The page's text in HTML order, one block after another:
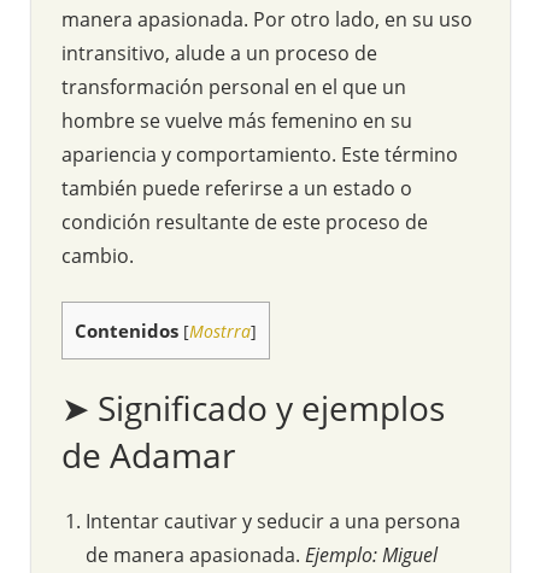
manera apasionada. Por otro lado, en su uso
intransitivo, alude a un proceso de
transformación personal en el que un
hombre se vuelve más femenino en su
apariencia y comportamiento. Este término
también puede referirse a un estado o
condición resultante de este proceso de
cambio.
Contenidos [Mostrra]
➤ Significado y ejemplos
de Adamar
Intentar cautivar y seducir a una persona
de manera apasionada. Ejemplo: Miguel